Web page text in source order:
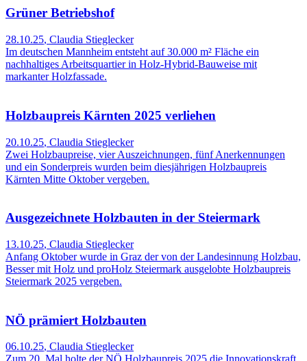
Grüner Betriebshof
28.10.25, Claudia Stieglecker
Im deutschen Mannheim entsteht auf 30.000 m² Fläche ein
nachhaltiges Arbeitsquartier in Holz-Hybrid-Bauweise mit
markanter Holzfassade.
Holzbaupreis Kärnten 2025 verliehen
20.10.25, Claudia Stieglecker
Zwei Holzbaupreise, vier Auszeichnungen, fünf Anerkennungen
und ein Sonderpreis wurden beim diesjährigen Holzbaupreis
Kärnten Mitte Oktober vergeben.
Ausgezeichnete Holzbauten in der Steiermark
13.10.25, Claudia Stieglecker
Anfang Oktober wurde in Graz der von der Landesinnung Holzbau,
Besser mit Holz und proHolz Steiermark ausgelobte Holzbaupreis
Steiermark 2025 vergeben.
NÖ prämiert Holzbauten
06.10.25, Claudia Stieglecker